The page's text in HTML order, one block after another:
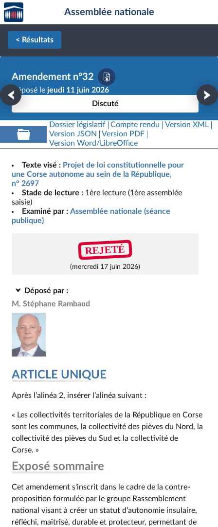
Aller au contenu
Aller en bas de la page
Accèder
à la
page
d'accueil
Assemblée nationale
< Résultats
Amendement n°32
Déposé le jeudi 11 juin 2026
Discuté
Dossier législatif Compte rendu
Version XML
Version JSON
Version PDF
Version Word/LibreOffice
Texte visé : Projet de loi constitutionnelle pour
une Corse autonome au sein de la République,
n° 2697
Stade de lecture : 1ère lecture (1ère assemblée
saisie)
Examiné par : Assemblée nationale (séance
publique)
REJETÉ
(mercredi 17 juin 2026)
Déposé par :
M. Stéphane Rambaud
ARTICLE UNIQUE
Après l’alinéa 2, insérer l’alinéa suivant :
« Les collectivités territoriales de la République en Corse
sont les communes, la collectivité des pièves du Nord, la
collectivité des pièves du Sud et la collectivité de
Corse. »
Exposé sommaire
Cet amendement s'inscrit dans le cadre de la contre-
proposition formulée par le groupe Rassemblement
national visant à créer un statut d’autonomie insulaire,
réfléchi, maîtrisé, durable et protecteur, permettant de